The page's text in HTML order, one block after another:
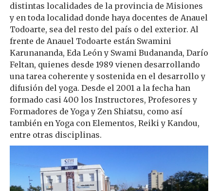
distintas localidades de la provincia de Misiones
y en toda localidad donde haya docentes de Anauel
Todoarte, sea del resto del país o del exterior. Al
frente de Anauel Todoarte están Swamini
Karunananda, Eda León y Swami Budananda, Darío
Feltan, quienes desde 1989 vienen desarrollando
una tarea coherente y sostenida en el desarrollo y
difusión del yoga. Desde el 2001 a la fecha han
formado casi 400 los Instructores, Profesores y
Formadores de Yoga y Zen Shiatsu, como así
también en Yoga con Elementos, Reiki y Kandou,
entre otras disciplinas.